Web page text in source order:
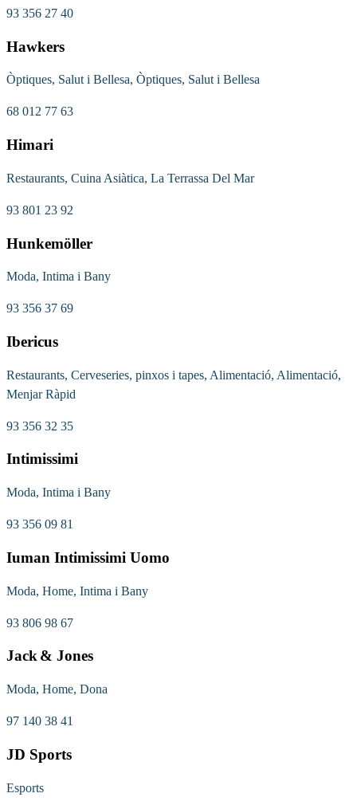
93 356 27 40
Hawkers
Òptiques, Salut i Bellesa, Òptiques, Salut i Bellesa
68 012 77 63
Himari
Restaurants, Cuina Asiàtica, La Terrassa Del Mar
93 801 23 92
Hunkemöller
Moda, Intima i Bany
93 356 37 69
Ibericus
Restaurants, Cerveseries, pinxos i tapes, Alimentació, Alimentació,
Menjar Ràpid
93 356 32 35
Intimissimi
Moda, Intima i Bany
93 356 09 81
Iuman Intimissimi Uomo
Moda, Home, Intima i Bany
93 806 98 67
Jack & Jones
Moda, Home, Dona
97 140 38 41
JD Sports
Esports